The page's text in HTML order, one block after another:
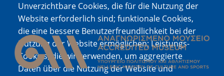
Unverzichtbare Cookies, die für die Nutzung der
Website erforderlich sind; funktionale Cookies,
die eine bessere Benutzerfreundlichkeit bei der
Nutzung der Website ermöglichen; Leistungs-
Cookies, die wir verwenden, um aggregierte
Daten über die Nutzung der Website und
Bild